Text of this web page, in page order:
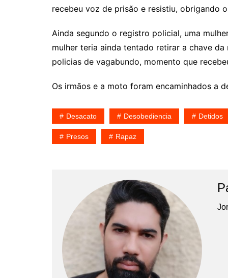
recebeu voz de prisão e resistiu, obrigando
Ainda segundo o registro policial, uma
mulher teria ainda tentado retirar a chave
policias de vagabundo, momento que
Os irmãos e a moto foram encaminhados a
Desacato Desobediencia Detidos
Presos Rapaz